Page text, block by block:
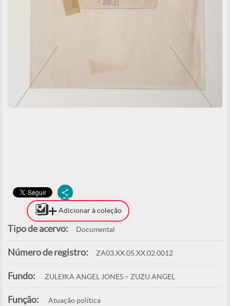
Adicionar à coleção
Tipo de acervo: Documental
Número de registro: ZA03.XX.05.XX.02.0012
Fundo: ZULEIKA ANGEL JONES – ZUZU ANGEL
Função: Atuação política